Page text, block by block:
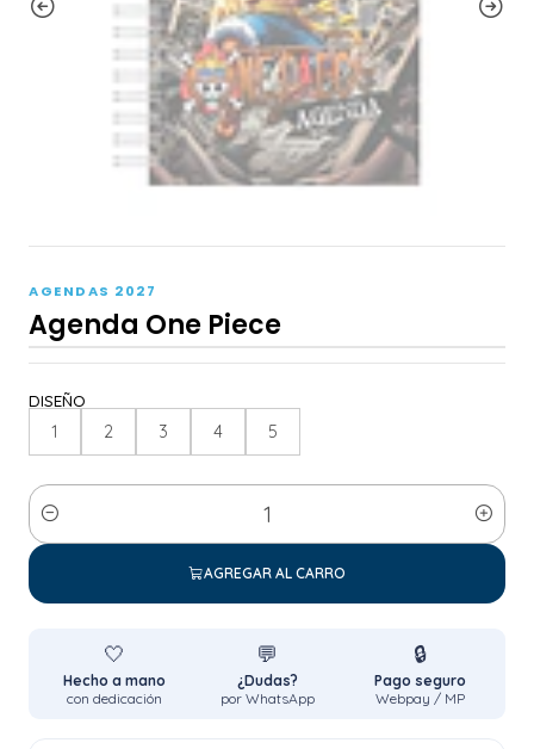
AGENDAS 2027
Agenda One Piece
DISEÑO
1 2 3 4 5
Cantidad
AGREGAR AL CARRO
🤍
Hecho a mano
con dedicación
💬
¿Dudas?
por WhatsApp
🔒
Pago seguro
Webpay / MP